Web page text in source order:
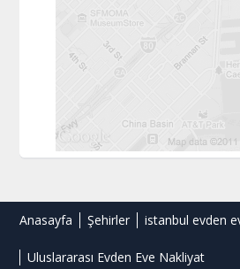
Anasayfa Şehirler istanbul evden
Uluslararası Evden Eve Nakliyat